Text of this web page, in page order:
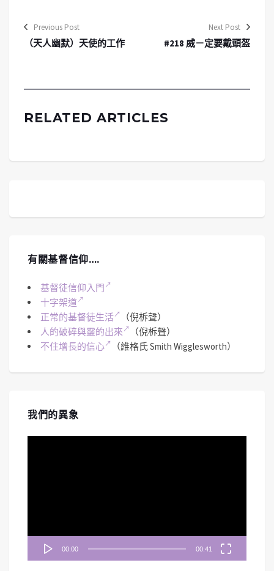
Previous Post
（天人幽默）天使的工作
Next Post
#218 威－定要戴頭盔
RELATED ARTICLES
有關基督信仰….
基督徒信仰入門
十字架道
正常的基督徒生活
（倪柝聲）
人的破碎與靈的出來
（倪柝聲）
不住增長的信心
（維格氏 Smith Wigglesworth）
我們的異象
00:00 00:41